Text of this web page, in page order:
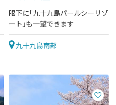
眼下に｢九十九島パールシーリゾ
ート｣も一望できます
九十九島南部